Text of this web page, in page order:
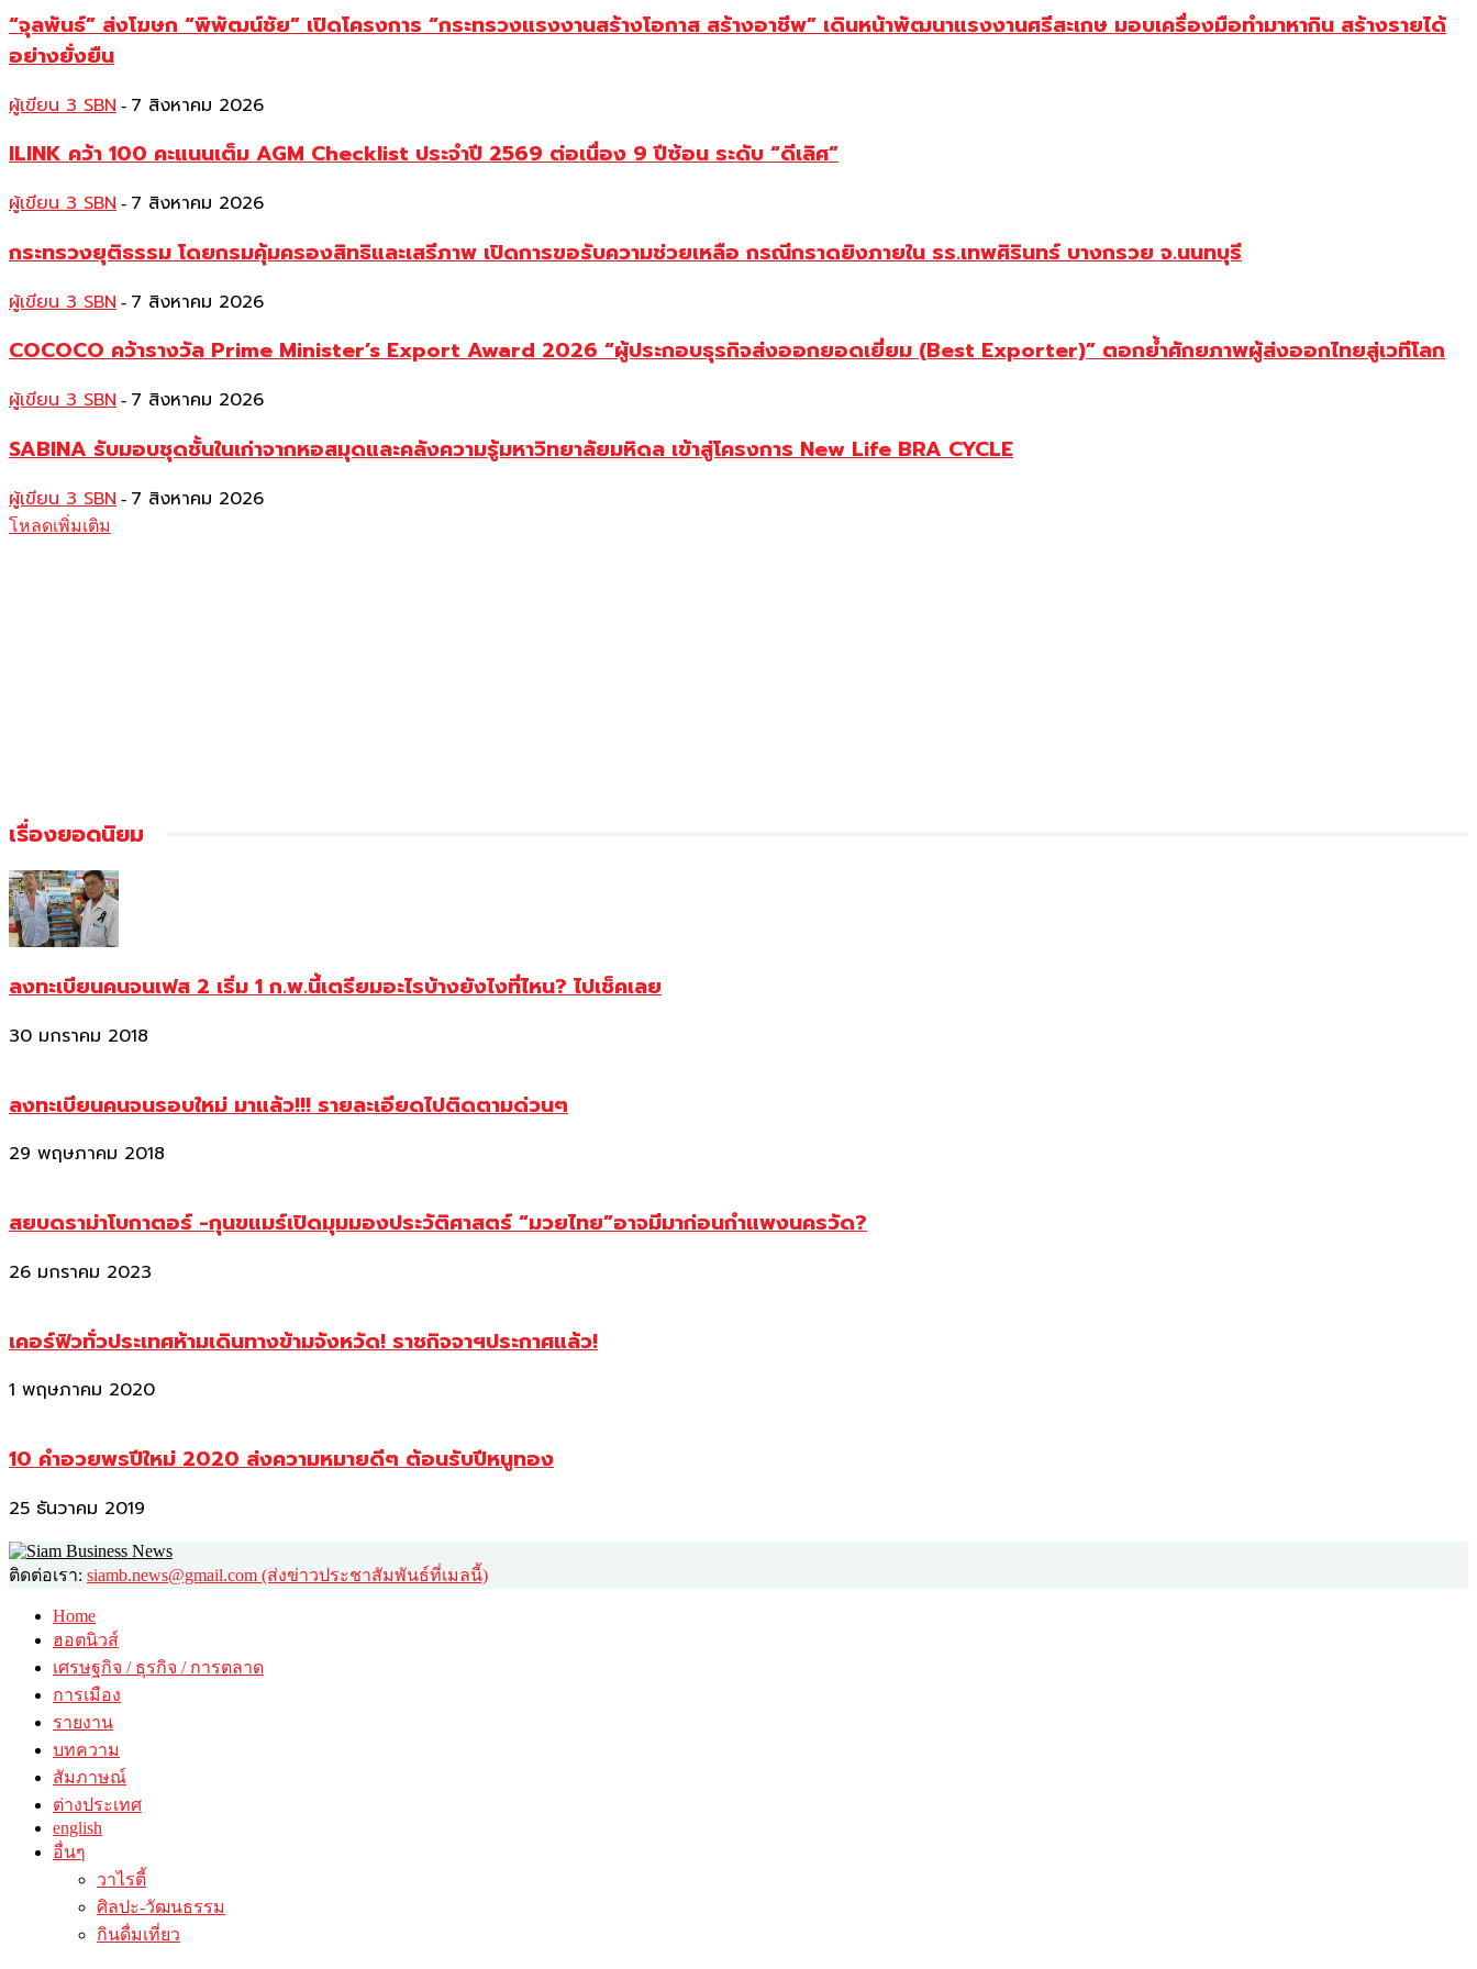
“จุลพันธ์” ส่งโฆษก “พิพัฒน์ชัย” เปิดโครงการ “กระทรวงแรงงานสร้างโอกาส สร้างอาชีพ” เดินหน้าพัฒนาแรงงานศรีสะเกษ มอบเครื่องมือทำมาหากิน สร้างรายได้
อย่างยั่งยืน
ผู้เขียน 3 SBN - 7 สิงหาคม 2026
ILINK คว้า 100 คะแนนเต็ม AGM Checklist ประจำปี 2569 ต่อเนื่อง 9 ปีซ้อน ระดับ “ดีเลิศ”
ผู้เขียน 3 SBN - 7 สิงหาคม 2026
กระทรวงยุติธรรม โดยกรมคุ้มครองสิทธิและเสรีภาพ เปิดการขอรับความช่วยเหลือ กรณีกราดยิงภายใน รร.เทพศิรินทร์ บางกรวย จ.นนทบุรี
ผู้เขียน 3 SBN - 7 สิงหาคม 2026
COCOCO คว้ารางวัล Prime Minister’s Export Award 2026 “ผู้ประกอบธุรกิจส่งออกยอดเยี่ยม (Best Exporter)” ตอกย้ำศักยภาพผู้ส่งออกไทยสู่เวทีโลก
ผู้เขียน 3 SBN - 7 สิงหาคม 2026
SABINA รับมอบชุดชั้นในเก่าจากหอสมุดและคลังความรู้มหาวิทยาลัยมหิดล เข้าสู่โครงการ New Life BRA CYCLE
ผู้เขียน 3 SBN - 7 สิงหาคม 2026
โหลดเพิ่มเติม
เรื่องยอดนิยม
ลงทะเบียนคนจนเฟส 2 เริ่ม 1 ก.พ.นี้เตรียมอะไรบ้างยังไงที่ไหน? ไปเช็คเลย
30 มกราคม 2018
ลงทะเบียนคนจนรอบใหม่ มาแล้ว!!! รายละเอียดไปติดตามด่วนๆ
29 พฤษภาคม 2018
สยบดราม่าโบกาตอร์ -กุนขแมร์เปิดมุมมองประวัติศาสตร์ “มวยไทย”อาจมีมาก่อนกำแพงนครวัด?
26 มกราคม 2023
เคอร์ฟิวทั่วประเทศห้ามเดินทางข้ามจังหวัด! ราชกิจจาฯประกาศแล้ว!
1 พฤษภาคม 2020
10 คำอวยพรปีใหม่ 2020 ส่งความหมายดีๆ ต้อนรับปีหนูทอง
25 ธันวาคม 2019
ติดต่อเรา: siamb.news@gmail.com (ส่งข่าวประชาสัมพันธ์ที่เมลนี้)
Home
ฮอตนิวส์
เศรษฐกิจ / ธุรกิจ / การตลาด
การเมือง
รายงาน
บทความ
สัมภาษณ์
ต่างประเทศ
english
อื่นๆ
วาไรตี้
ศิลปะ-วัฒนธรรม
กินดื่มเที่ยว